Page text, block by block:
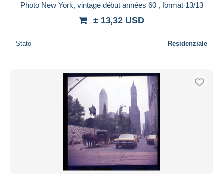
Photo New York, vintage début années 60 , format 13/13
± 13,32 USD
Stato Residenziale